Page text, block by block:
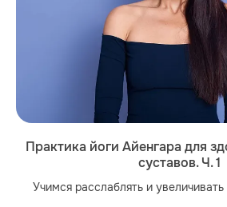
Практика йоги Айенгара для
суставов. Ч. 1
Учимся расслаблять и